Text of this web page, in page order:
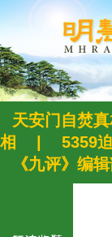
天安门自焚真
相
5359
《九评》编